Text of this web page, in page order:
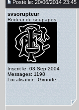
Posté le: 20/06/2014 23:45
svsorupteur
Rodeur de soupapes
Inscrit le: 03 Sep 2004
Messages: 1198
Localisation: Gironde